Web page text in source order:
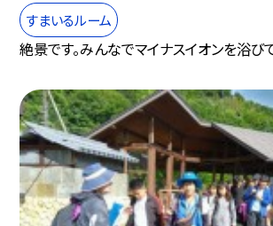
すまいるルーム
絶景です。みんなでマイナスイオンを浴び